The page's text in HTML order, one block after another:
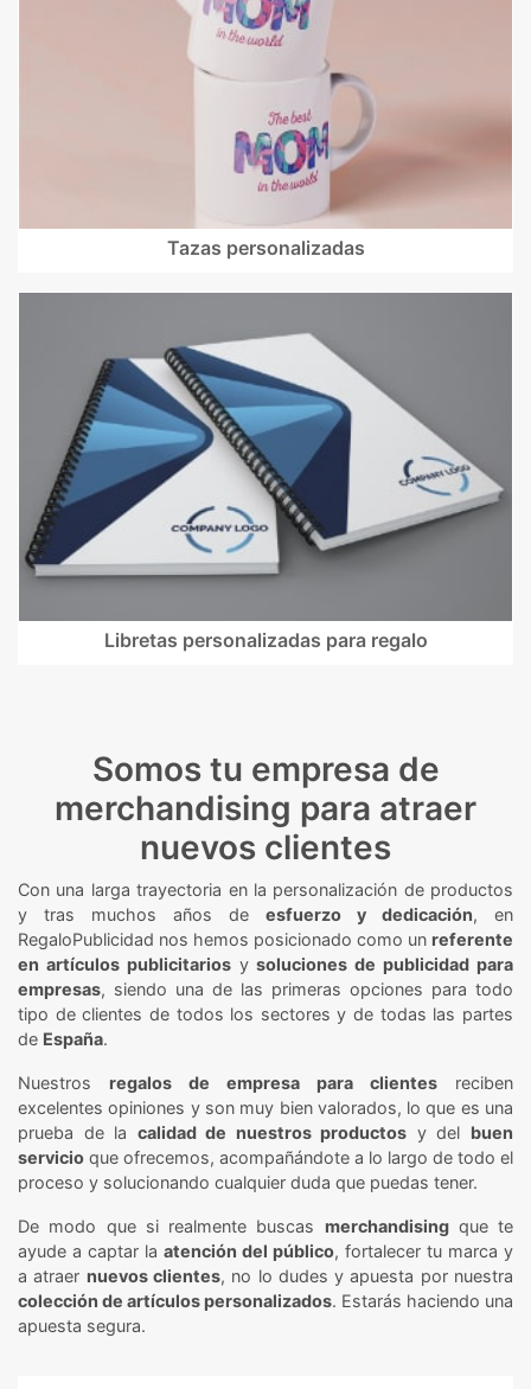
Tazas personalizadas
Libretas personalizadas para regalo
Somos tu empresa de
merchandising para atraer
nuevos clientes
Con una larga trayectoria en la personalización de productos
y tras muchos años de esfuerzo y dedicación, en
RegaloPublicidad nos hemos posicionado como un referente
en artículos publicitariosysoluciones de publicidad para
empresas, siendo una de las primeras opciones para todo
tipo de clientes de todos los sectores y de todas las partes
de España.
Nuestros regalos de empresa para clientes reciben
excelentes opiniones y son muy bien valorados, lo que es una
prueba de la calidad de nuestros productos y del buen
servicio que ofrecemos, acompañándote a lo largo de todo el
proceso y solucionando cualquier duda que puedas tener.
De modo que si realmente buscas merchandisingque te
ayude a captar la atención del público, fortalecer tu marca y
a atraer nuevos clientes, no lo dudes y apuesta por nuestra
colección de artículos personalizados. Estarás haciendo una
apuesta segura.